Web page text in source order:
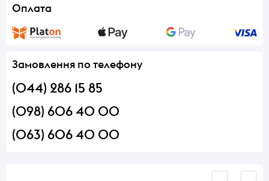
Оплата
Замовлення по телефону
(044) 286 15 85
(098) 606 40 00
(063) 606 40 00